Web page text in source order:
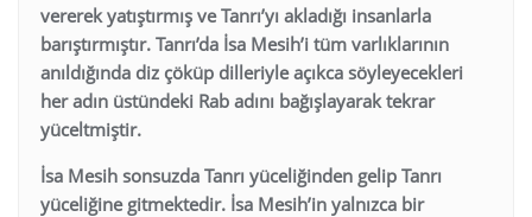
vererek yatıştırmış ve Tanrı’yı akladığı insanlarla
barıştırmıştır. Tanrı’da İsa Mesih’i tüm varlıklarının
anıldığında diz çöküp dilleriyle açıkca söyleyecekleri
her adın üstündeki Rab adını bağışlayarak tekrar
yüceltmiştir.
İsa Mesih sonsuzda Tanrı yüceliğinden gelip Tanrı
yüceliğine gitmektedir. İsa Mesih’in yalnızca bir